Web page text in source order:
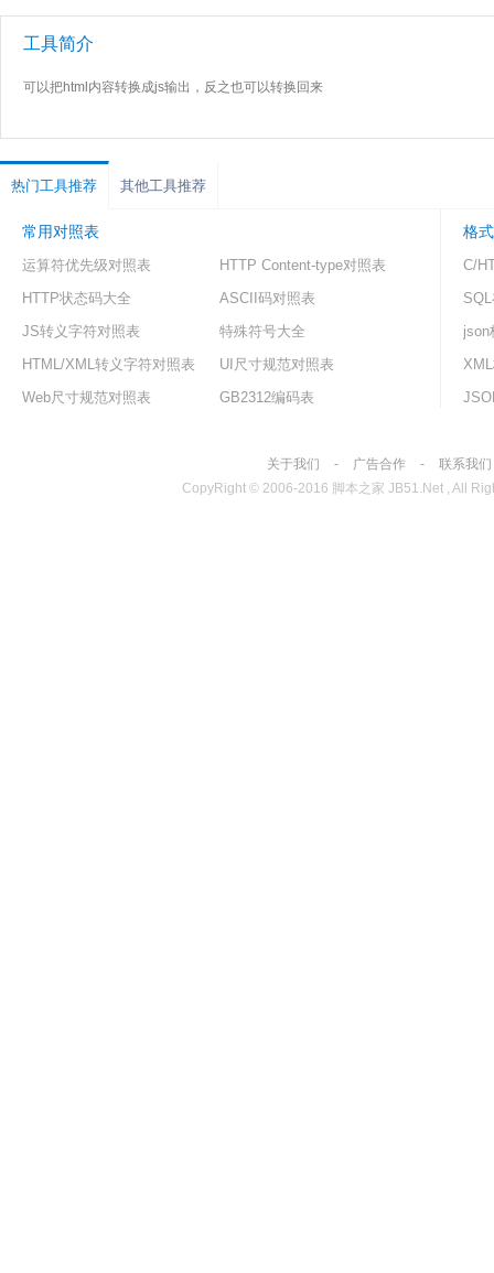
工具简介
可以把html内容转换成js输出，反之也可以转换回来
热门工具推荐 其他工具推荐
常用对照表
运算符优先级对照表
HTTP Content-type对照表
HTTP状态码大全
ASCII码对照表
JS转义字符对照表
特殊符号大全
HTML/XML转义字符对照表
UI尺寸规范对照表
Web尺寸规范对照表
GB2312编码表
格
C/
json
关于我们 - 广告合作 -
联系我们
CopyRight © 2006-2016 脚本之家 JB51.Net , All